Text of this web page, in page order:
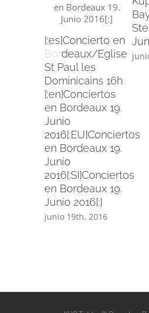
[:es]Concierto en
Bordeaux/Eglise
St Paul les
Dominicains 16h
[:en]Conciertos
en Bordeaux 19.
Junio
2016[:EU]Conciertos
en Bordeaux 19.
Junio
2016[:SI]Conciertos
en Bordeaux 19.
Junio 2016[:]
junio 19th, 2016